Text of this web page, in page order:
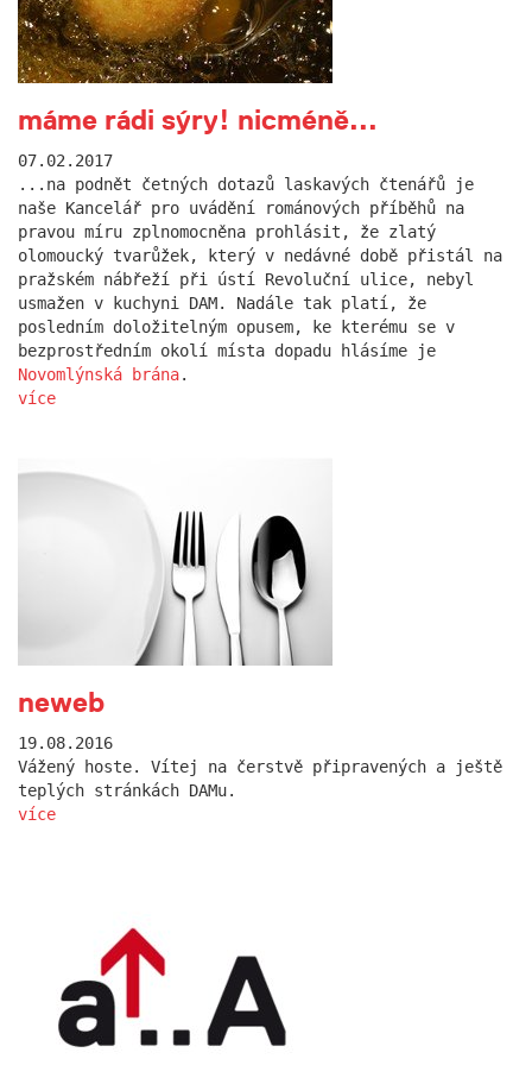
máme rádi sýry! nicméně...
07.02.2017
...na podnět četných dotazů laskavých čtenářů je
naše Kancelář pro uvádění románových příběhů na
pravou míru zplnomocněna prohlásit, že zlatý
olomoucký tvarůžek, který v nedávné době přistál na
pražském nábřeží při ústí Revoluční ulice, nebyl
usmažen v kuchyni DAM. Nadále tak platí, že
posledním doložitelným opusem, ke kterému se v
bezprostředním okolí místa dopadu hlásíme je
Novomlýnská brána.
více
neweb
19.08.2016
Vážený hoste. Vítej na čerstvě připravených a ještě
teplých stránkách DAMu.
více